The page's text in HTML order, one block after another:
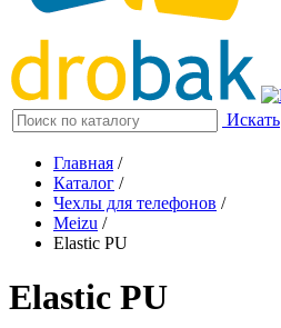
Искать
Главная /
Каталог /
Чехлы для телефонов /
Meizu /
Elastic PU
Elastic PU